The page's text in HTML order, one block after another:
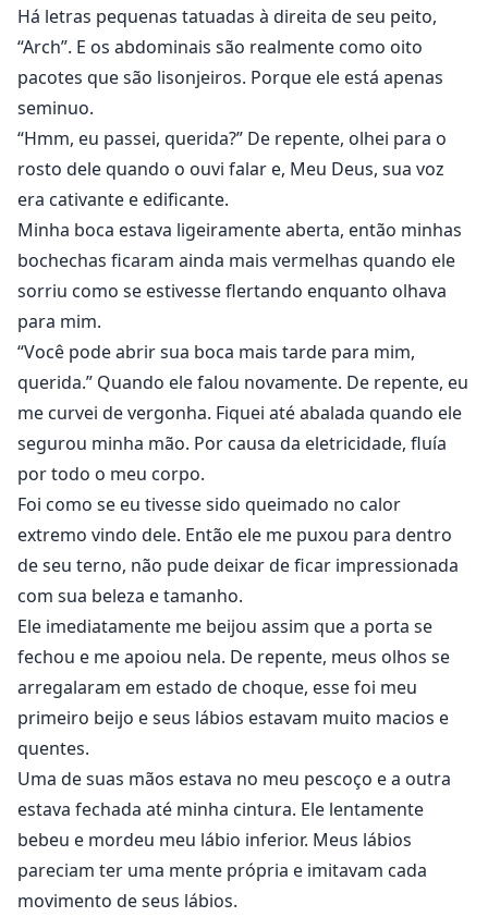
Há letras pequenas tatuadas à direita de seu peito,
“Arch”. E os abdominais são realmente como oito
pacotes que são lisonjeiros. Porque ele está apenas
seminuo.
“Hmm, eu passei, querida?” De repente, olhei para o
rosto dele quando o ouvi falar e, Meu Deus, sua voz
era cativante e edificante.
Minha boca estava ligeiramente aberta, então minhas
bochechas ficaram ainda mais vermelhas quando ele
sorriu como se estivesse flertando enquanto olhava
para mim.
“Você pode abrir sua boca mais tarde para mim,
querida.” Quando ele falou novamente. De repente, eu
me curvei de vergonha. Fiquei até abalada quando ele
segurou minha mão. Por causa da eletricidade, fluía
por todo o meu corpo.
Foi como se eu tivesse sido queimado no calor
extremo vindo dele. Então ele me puxou para dentro
de seu terno, não pude deixar de ficar impressionada
com sua beleza e tamanho.
Ele imediatamente me beijou assim que a porta se
fechou e me apoiou nela. De repente, meus olhos se
arregalaram em estado de choque, esse foi meu
primeiro beijo e seus lábios estavam muito macios e
quentes.
Uma de suas mãos estava no meu pescoço e a outra
estava fechada até minha cintura. Ele lentamente
bebeu e mordeu meu lábio inferior. Meus lábios
pareciam ter uma mente própria e imitavam cada
movimento de seus lábios.